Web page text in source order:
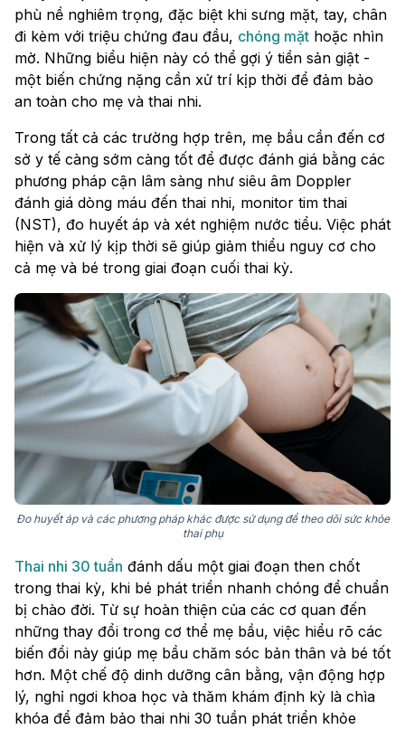
phù nề nghiêm trọng, đặc biệt khi sưng mặt, tay, chân
đi kèm với triệu chứng đau đầu, chóng mặt hoặc nhìn
mờ. Những biểu hiện này có thể gợi ý tiền sản giật -
một biến chứng nặng cần xử trí kịp thời để đảm bảo
an toàn cho mẹ và thai nhi.
Trong tất cả các trường hợp trên, mẹ bầu cần đến cơ
sở y tế càng sớm càng tốt để được đánh giá bằng các
phương pháp cận lâm sàng như siêu âm Doppler
đánh giá dòng máu đến thai nhi, monitor tim thai
(NST), đo huyết áp và xét nghiệm nước tiểu. Việc phát
hiện và xử lý kịp thời sẽ giúp giảm thiểu nguy cơ cho
cả mẹ và bé trong giai đoạn cuối thai kỳ.
Đo huyết áp và các phương pháp khác được sử dụng để theo dõi sức khỏe
thai phụ
Thai nhi 30 tuần đánh dấu một giai đoạn then chốt
trong thai kỳ, khi bé phát triển nhanh chóng để chuẩn
bị chào đời. Từ sự hoàn thiện của các cơ quan đến
những thay đổi trong cơ thể mẹ bầu, việc hiểu rõ các
biến đổi này giúp mẹ bầu chăm sóc bản thân và bé tốt
hơn. Một chế độ dinh dưỡng cân bằng, vận động hợp
lý, nghỉ ngơi khoa học và thăm khám định kỳ là chìa
khóa để đảm bảo thai nhi 30 tuần phát triển khỏe